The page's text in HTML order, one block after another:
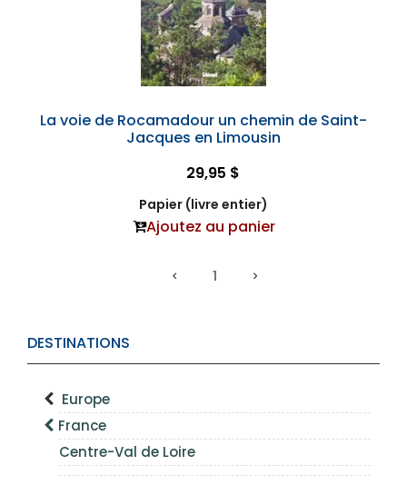
DESTINATIONS
Europe
France
Centre-Val de Loire
La voie de Rocamadour un chemin de Saint-
Jacques en Limousin
29,95 $
Papier (livre entier)
Ajoutez au panier
1